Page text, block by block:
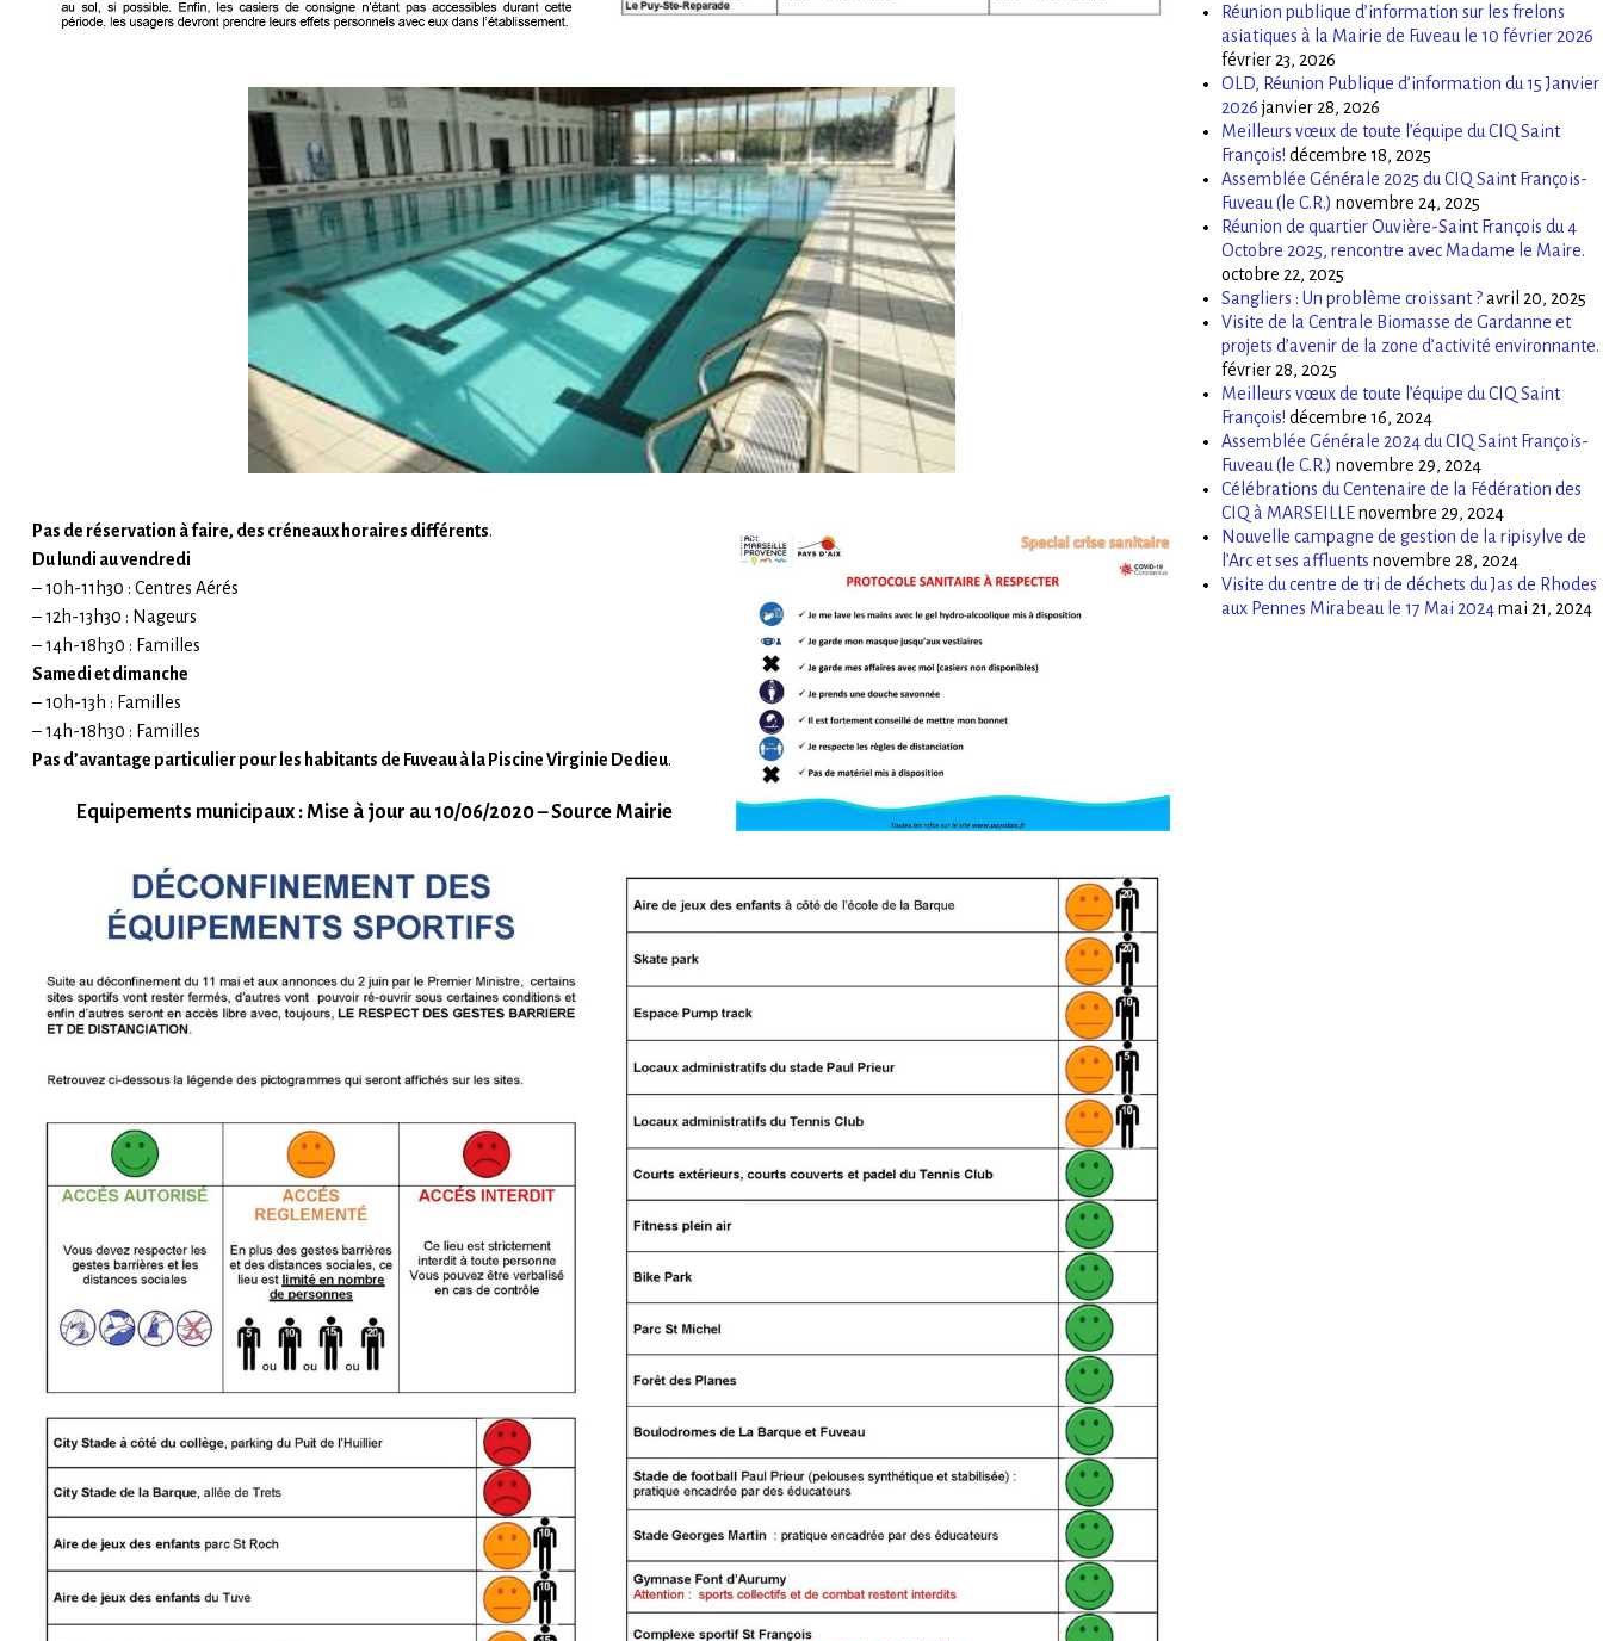
Pas de réservation à faire, des créneaux horaires différents.
Du lundi au vendredi
– 10h-11h30 : Centres Aérés
– 12h-13h30 : Nageurs
– 14h-18h30 : Familles
Samedi et dimanche
– 10h-13h : Familles
– 14h-18h30 : Familles
Pas d’avantage particulier pour les habitants de Fuveau à la Piscine Virginie Dedieu.
Equipements municipaux : Mise à jour au 10/06/2020 – Source Mairie
Réunion publique d’information sur les frelons
asiatiques à la Mairie de Fuveau le 10 février 2026
février 23, 2026
OLD, Réunion Publique d’information du 15 Janvier
2026 janvier 28, 2026
Meilleurs vœux de toute l’équipe du CIQ Saint
François! décembre 18, 2025
Assemblée Générale 2025 du CIQ Saint François-
Fuveau (le C.R.) novembre 24, 2025
Réunion de quartier Ouvière-Saint François du 4
Octobre 2025, rencontre avec Madame le Maire.
octobre 22, 2025
Sangliers : Un problème croissant ?avril 20, 2025
Visite de la Centrale Biomasse de Gardanne et
projets d’avenir de la zone d’activité environnante.
février 28, 2025
Meilleurs vœux de toute l’équipe du CIQ Saint
François! décembre 16, 2024
Assemblée Générale 2024 du CIQ Saint François-
Fuveau (le C.R.) novembre 29, 2024
Célébrations du Centenaire de la Fédération des
CIQ à MARSEILLEnovembre 29, 2024
Nouvelle campagne de gestion de la ripisylve de
l’Arc et ses affluents novembre 28, 2024
Visite du centre de tri de déchets du Jas de Rhodes
aux Pennes Mirabeau le 17 Mai 2024mai 21, 2024